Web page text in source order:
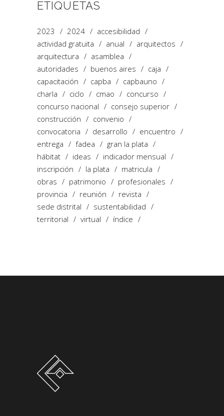
ETIQUETAS
2023 2024
accesibilidad
actividad gratuita
anual
arquitectos
arquitectura
asamblea
autoridades
buenos aires
caja
capacitación
capba
capbauno
charla
ciclo cmao
concurso
concurso nacional
consejo superior
construcción
convenio
convocatoria
desarrollo
encuentro
entrega
fadea
gran la plata
hábitat
ideas
indicador mensual
inscripción
la plata
matricula
obras
patrimonio
profesionales
provincia
reunión
revista
sede distrital
sustentabilidad
territorial
virtual índice